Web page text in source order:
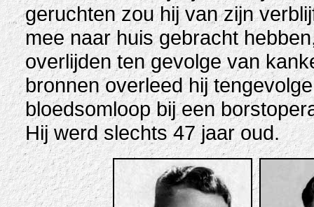
geruchten zou hij van zijn
mee naar huis gebracht
overlijden ten gevolge van
bronnen overleed hij
bloedsomloop bij een
Hij werd slechts 47 jaar oud.